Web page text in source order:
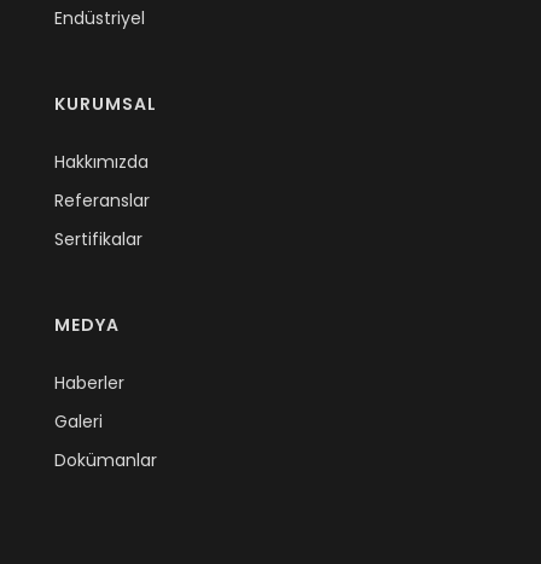
Endüstriyel
KURUMSAL
Hakkımızda
Referanslar
Sertifikalar
MEDYA
Haberler
Galeri
Dokümanlar